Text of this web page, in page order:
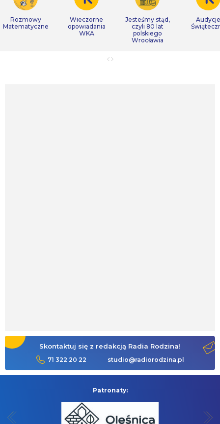
Rozmowy
Matematyczne
Wieczorne
opowiadania
WKA
Jesteśmy stąd,
czyli 80 lat
polskiego
Wrocławia
Audycje
Skontaktuj się z redakcją Radia Rodzina!
71 322 20 22 studio@radiorodzina.pl
Patronaty: